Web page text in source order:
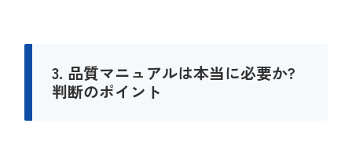
3. 品質マニュアルは本当に必要か?
判断のポイント